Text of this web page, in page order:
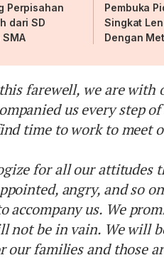
Perpisahan
dari SD
Pembuka
Singkat
Dengan
farewell, we are with
us every step
time to work to meet
for all our attitudes
angry, and so
accompany us. We
not be in vain. We will
our families and those